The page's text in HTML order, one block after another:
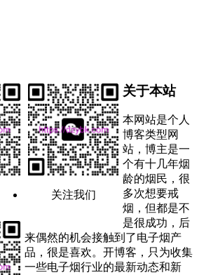
关注我们
关于本站
本网站是个人
博客类型网
站，博主是一
个有十几年烟
龄的烟民，很
多次想要戒
烟，但都是不
是很成功，后
来偶然的机会接触到了电子烟产
品，很是喜欢。开博客，只为收集
一些电子烟行业的最新动态和新